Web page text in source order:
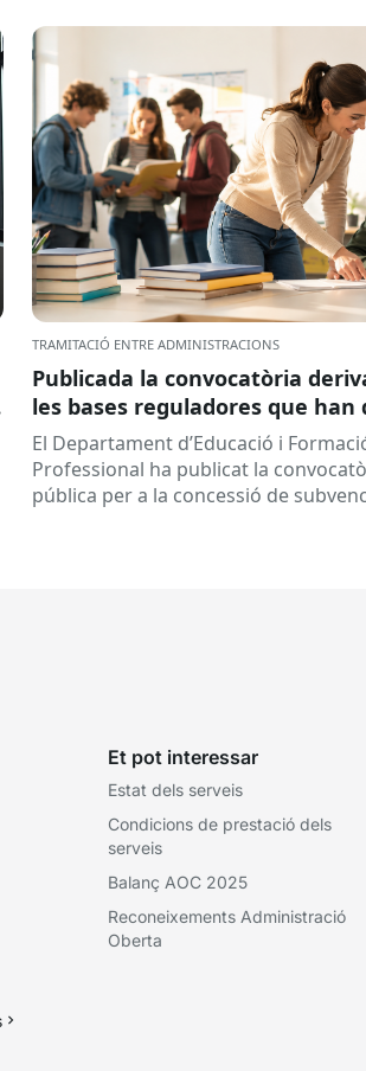
TRAMITACIÓ ENTRE ADMINISTRACIONS
Publicada la convocatòria
les bases reguladores que han
la concessió de subvencions a
educatius, per al
programes de formació i
El Departament d’Educació i
Professional ha publicat la
pública per a la concessió de
Et pot interessar
Estat dels serveis
Condicions de prestació dels
serveis
Balanç AOC 2025
Reconeixements Administració
Oberta